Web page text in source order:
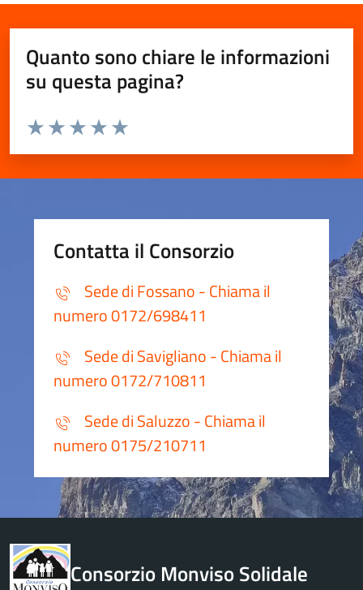
Quanto sono chiare le informazioni
su questa pagina?
Valuta da 1 a 5 stelle la pagina
Valuta 5 stelle su 5
Valuta 4 stelle su 5
Valuta 3 stelle su 5
Valuta 2 stelle su 5
Valuta 1 stelle su 5
Contatta il Consorzio
Sede di Fossano - Chiama il
numero 0172/698411
Sede di Savigliano - Chiama il
numero 0172/710811
Sede di Saluzzo - Chiama il
numero 0175/210711
Consorzio Monviso Solidale